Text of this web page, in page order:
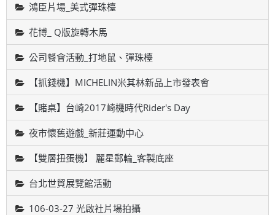
鴻臣片場_美式彈珠檯
花博_ Q版旋轉木馬
公司餐會活動_打地鼠、彈珠檯
【抓錢機】MICHELIN米其林新品上市發表會
【賭桌】台崎2017崎機時代Rider's Day
夜市懷舊遊戲_新莊運動中心
【雙層扭蛋機】 麗星郵輪_客製底座
台北世貿展覽館活動
106-03-27 光啟社片場拍攝